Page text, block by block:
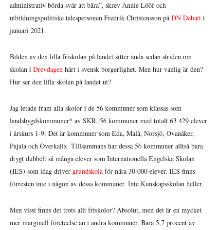
administrativ börda svår att bära”, skrev Annie Lööf och
utbildningspolitiske talespersonen Fredrik Christensson på DN Debatt i
januari 2021.
Bilden av den lilla friskolan på landet sitter ända sedan striden om
skolan i Drevdagen hårt i svensk borgerlighet. Men hur vanlig är den?
Hur ser den lilla skolan på landet ut?
Jag letade fram alla skolor i de 56 kommuner som klassas som
landsbygdskommuner* av SKR. 56 kommuner med totalt 63 429 elever
i årskurs 1-9. Det är kommuner som Eda, Malå, Norsjö, Ovanåker,
Pajala och Överkalix. Tillsammans har dessa 56 kommuner alltså bara
drygt dubbelt så många elever som Internationella Engelska Skolan
(IES) som idag driver grundskola för nära 30 000 elever. IES finns
förresten inte i någon av dessa kommuner. Inte Kunskapsskolan heller.
Men visst finns det trots allt friskolor? Absolut, men det är en mycket
mer marginell företeelse än i andra kommuner. Bara 5,7 procent av